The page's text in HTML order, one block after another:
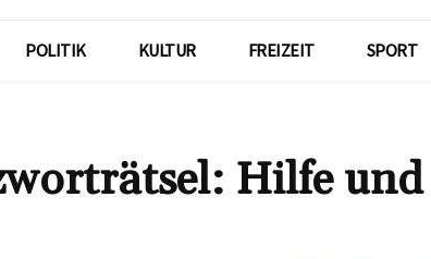
POLITIK KULTUR FREIZEIT SPORT
Hilfe und